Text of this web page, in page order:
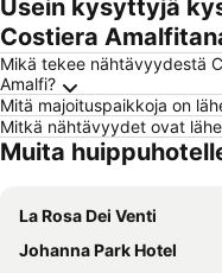
Usein kysyttyjä
Costiera
Mikä tekee nähtävyydestä
Amalfi?
Mitä majoituspaikkoja on
Mitkä nähtävyydet ovat
Muita
La Rosa Dei Venti
Johanna Park Hotel